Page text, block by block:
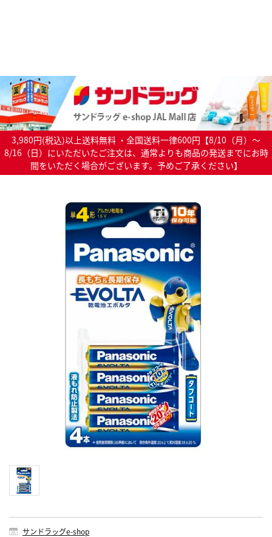
3,980円(税込)以上送料無料 ・全国送料一律600円【8/10（月）～
8/16（日）にいただいたご注文は、通常よりも商品の発送までにお時
間をいただく場合がございます。予めご了承ください】
サンドラッグe-shop